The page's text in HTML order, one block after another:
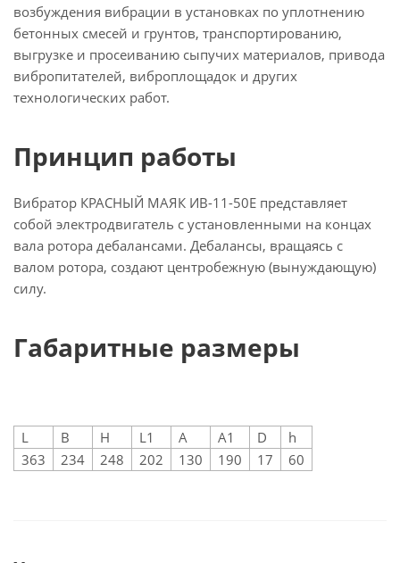
возбуждения вибрации в установках по уплотнению
бетонных смесей и грунтов, транспортированию,
выгрузке и просеиванию сыпучих материалов, привода
вибропитателей, виброплощадок и других
технологических работ.
Принцип работы
Вибратор КРАСНЫЙ МАЯК ИВ-11-50Е представляет
собой электродвигатель с установленными на концах
вала ротора дебалансами. Дебалансы, вращаясь с
валом ротора, создают центробежную (вынуждающую)
силу.
Габаритные размеры
L B H L1 A A1 D
h
363
234 248 202 130 190 17 60